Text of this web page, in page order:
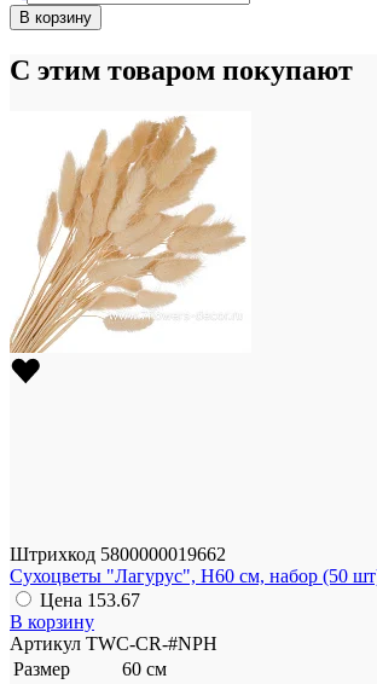
В корзину
С этим товаром покупают
Штрихкод 5800000019662
Сухоцветы "Лагурус", H60 см, набор (50
Цена 153.67
В корзину
Артикул TWC-CR-#NPH
Размер
60 см